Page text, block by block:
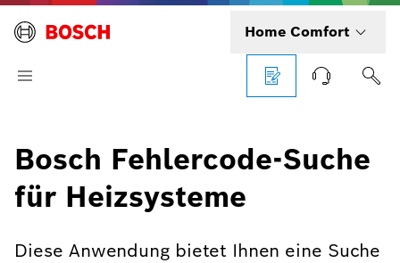
Home Comfort
Bosch Fehlercode-Suche
für Heizsysteme
Diese Anwendung bietet Ihnen eine Suche